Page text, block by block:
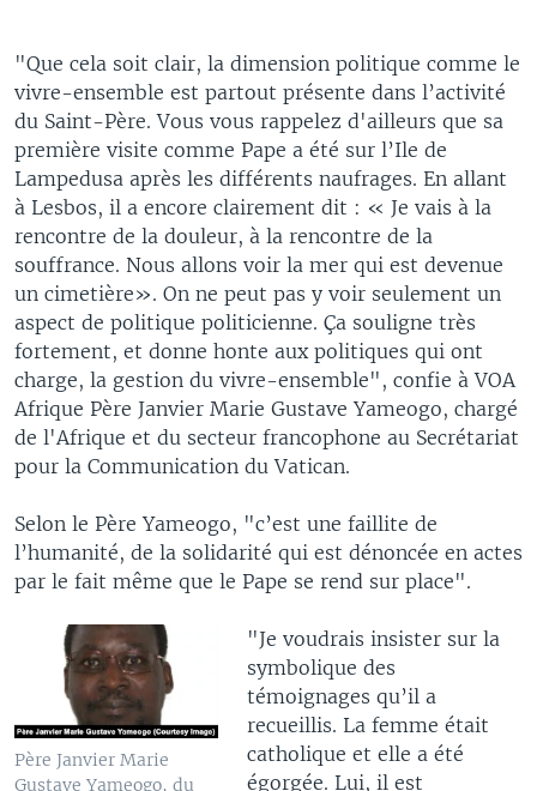
"Que cela soit clair, la dimension politique comme le
vivre-ensemble est partout présente dans l’activité
du Saint-Père. Vous vous rappelez d'ailleurs que sa
première visite comme Pape a été sur l’Ile de
Lampedusa après les différents naufrages. En allant
à Lesbos, il a encore clairement dit : « Je vais à la
rencontre de la douleur, à la rencontre de la
souffrance. Nous allons voir la mer qui est devenue
un cimetière». On ne peut pas y voir seulement un
aspect de politique politicienne. Ça souligne très
fortement, et donne honte aux politiques qui ont
charge, la gestion du vivre-ensemble", confie à VOA
Afrique Père Janvier Marie Gustave Yameogo, chargé
de l'Afrique et du secteur francophone au Secrétariat
pour la Communication du Vatican.
Selon le Père Yameogo, "c’est une faillite de
l’humanité, de la solidarité qui est dénoncée en actes
par le fait même que le Pape se rend sur place".
Père Janvier Marie
Gustave Yameogo, du
"Je voudrais insister sur la
symbolique des
témoignages qu’il a
recueillis. La femme était
catholique et elle a été
égorgée. Lui, il est